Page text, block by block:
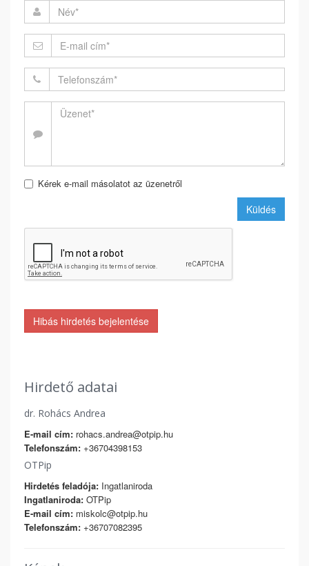
Kérek e-mail másolatot az üzenetről
Küldés
Hibás hirdetés bejelentése
Hirdető adatai
dr. Rohács Andrea
E-mail cím: rohacs.andrea@otpip.hu
Telefonszám: +36704398153
OTPip
Hirdetés feladója: Ingatlaniroda
Ingatlaniroda: OTPip
E-mail cím: miskolc@otpip.hu
Telefonszám: +36707082395